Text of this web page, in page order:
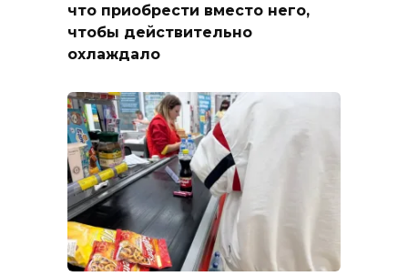
что приобрести вместо него,
чтобы действительно
охлаждало